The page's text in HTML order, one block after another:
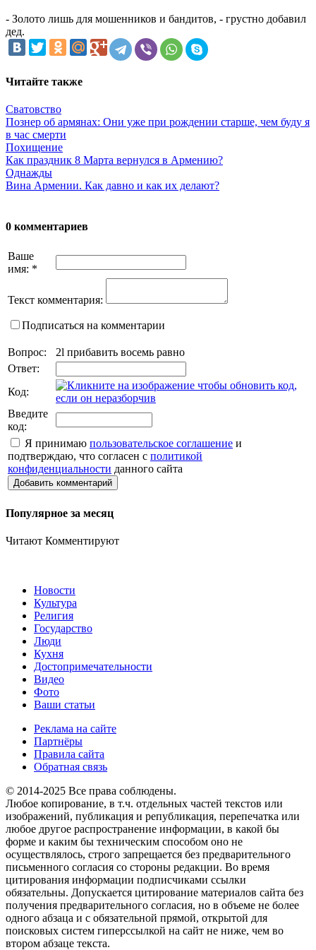
- Золото лишь для мошенников и бандитов, - грустно добавил
дед.
Читайте также
Сватовство
Познер об армянах: Они уже при рождении старше, чем буду я
в час смерти
Похищение
Как праздник 8 Марта вернулся в Армению?
Однажды
Вина Армении. Как давно и как их делают?
0 комментариев
Ваше
имя: *
Текст комментария:
Подписаться на комментарии
Вопрос:
2l прибавить восемь равно
Ответ:
Код:
Введите
код:
Я принимаю пользовательское соглашение и
подтверждаю, что согласен с политикой
конфиденциальности данного сайта
Добавить комментарий
Популярное за месяц
Читают Комментируют
Новости
Культура
Религия
Государство
Люди
Кухня
Достопримечательности
Видео
Фото
Ваши статьи
Реклама на сайте
Партнёры
Правила сайта
Обратная связь
© 2014-2025 Все права соблюдены.
Любое копирование, в т.ч. отдельных частей текстов или
изображений, публикация и републикация, перепечатка или
любое другое распространение информации, в какой бы
форме и каким бы техническим способом оно не
осуществлялось, строго запрещается без предварительного
письменного согласия со стороны редакции. Во время
цитирования информации подписчиками ссылки
обязательны. Допускается цитирование материалов сайта без
получения предварительного согласия, но в объеме не более
одного абзаца и с обязательной прямой, открытой для
поисковых систем гиперссылкой на сайт не ниже, чем во
втором абзаце текста.